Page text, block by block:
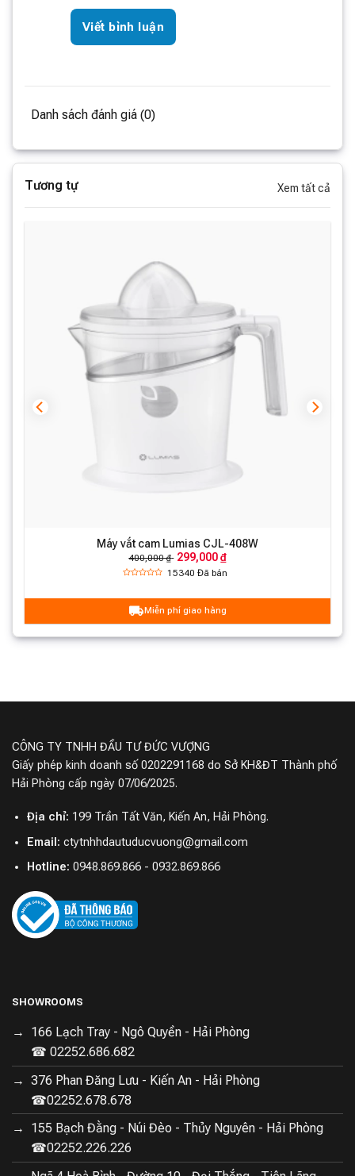
nồi được thiết kế đặc biệt để tương thích với mọi loại
bếp, từ bếp gas truyền thống cho đến bếp điện và bếp
từ hiện đại. Điều này mang lại sự linh hoạt tối đa cho
người nội trợ trong việc lựa chọn thiết bị nấu phù hợp,
giúp tiết kiệm thời gian và công sức trong quá trình nấu
Nồi Lumias LMP-002CM cũng được thiết kế với tính
năng này đồng nghĩa với việc người nội trợ có thể hoàn
toàn tập trung vào việc nấu nướng mà không cần lo lắng
về việc làm bẩn bếp hay gây ra tình trạng mất an toàn
Viết bình luận
Danh sách đánh giá (0)
Tương tự Xem tất cả
Máy vắt cam Lumias CJL-408W
400,000 ₫ 299,000 ₫
15340Đã bán
Miễn phí giao hàng
CÔNG TY TNHH ĐẦU TƯ ĐỨC VƯỢNG
Giấy phép kinh doanh số 0202291168 do Sở KH&ĐT Thành phố
Hải Phòng cấp ngày 07/06/2025.
Địa chỉ: 199 Trần Tất Văn, Kiến An, Hải Phòng.
Email: ctytnhhdautuducvuong@gmail.com
Hotline: 0948.869.866 - 0932.869.866
SHOWROOMS
166 Lạch Tray - Ngô Quyền - Hải Phòng
☎ 02252.686.682
376 Phan Đăng Lưu - Kiến An - Hải Phòng
☎02252.678.678
155 Bạch Đằng - Núi Đèo - Thủy Nguyên - Hải Phòng
☎02252.226.226